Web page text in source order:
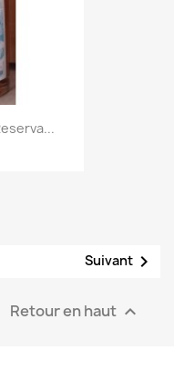
Suivant 
Retour en haut 